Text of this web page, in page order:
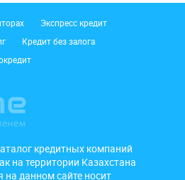
Экспресс кредит
Кредит без залога
кредитных компаний
на территории Казахстана
данном сайте носит